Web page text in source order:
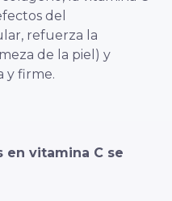
del
refuerza la
de la piel) y
y firme.
en vitamina C se